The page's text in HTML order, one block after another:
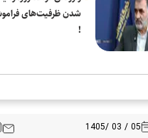
شدن ظرفیت‌های
!
05 / 03 /1405